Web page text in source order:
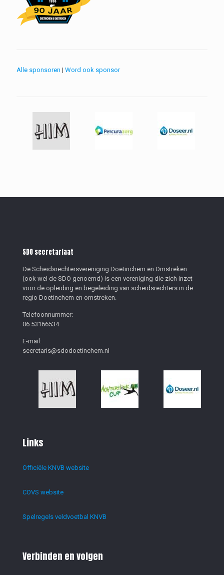
Alle sponsoren | Word ook sponsor
SDO secretariaat
De Scheidsrechtersvereniging Doetinchem en Omstreken
(ook wel de SDO genoemd) is een vereniging die zich inzet
voor de opleiding en begeleiding van scheidsrechters in de
regio Doetinchem en omstreken.
Telefoonnummer:
06 53166534
E-mail:
secretaris@sdodoetinchem.nl
Links
Officiële KNVB website
COVS website
Spelregels veldvoetbal KNVB
Verbinden en volgen